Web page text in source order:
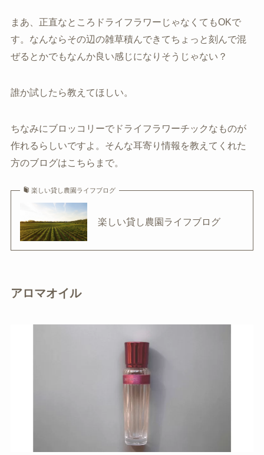
まあ、正直なところドライフラワーじゃなくてもOKで
す。なんならその辺の雑草積んできてちょっと刻んで混
ぜるとかでもなんか良い感じになりそうじゃない？
誰か試したら教えてほしい。
ちなみにブロッコリーでドライフラワーチックなものが
作れるらしいですよ。そんな耳寄り情報を教えてくれた
方のブログはこちらまで。
楽しい貸し農園ライフブログ
楽しい貸し農園ライフブログ
アロマオイル